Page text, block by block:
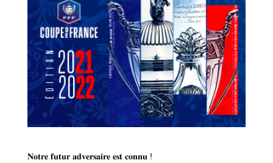
𝐍𝐨𝐭𝐫𝐞 𝐟𝐮𝐭𝐮𝐫 𝐚𝐝𝐯𝐞𝐫𝐬𝐚𝐢𝐫𝐞 𝐞𝐬𝐭 𝐜𝐨𝐧𝐧𝐮 !